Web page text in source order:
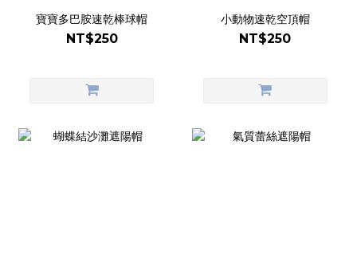
寶寶多巴胺速乾棒球帽
NT$250
小動物速乾空頂帽
NT$250